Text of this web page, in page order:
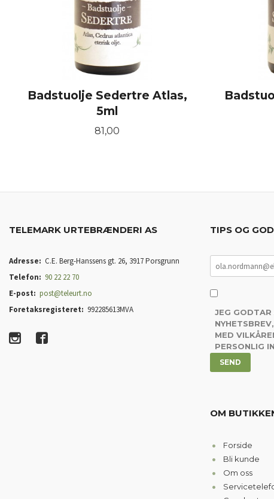
Badstuolje Sedertre Atlas,
5ml
Pris
81,00
TELEMARK URTEBRÆNDERI AS
Adresse: C.E. Berg-Hanssens gt. 26, 3917 Porsgrunn
Telefon: 90 22 22 70
E-post: post@teleurt.no
Foretaksregisteret: 992285613MVA
TIPS OG
JEG GODTAR
MED
PERSONLIG
OM
Forside
Bli kunde
Om oss